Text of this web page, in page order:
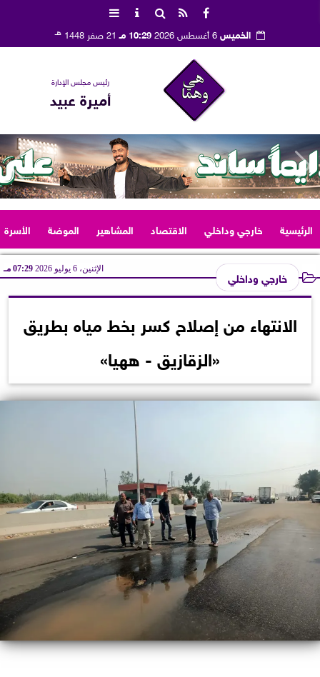
الخميس 10:29 مـ 21 صفر 1448 هـ
رئيس مجلس الإدارة
أميرة عبيد
الرئيسية خارجي وداخلي الاقتصاد المشاهير الموضة الأسرة
خارجي وداخلي الإثنين، 6 يوليو 2026 07:29 مـ
​الانتهاء من إصلاح كسر بخط مياه بطريق
«الزقازيق - ههيا»